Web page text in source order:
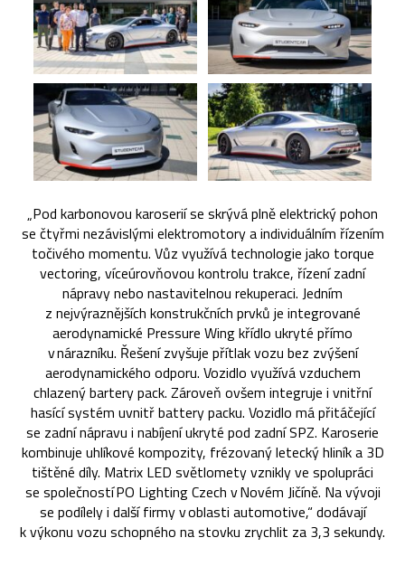
„Pod karbonovou karoserií se skrývá plně elektrický pohon
se čtyřmi nezávislými elektromotory a individuálním řízením
točivého momentu. Vůz využívá technologie jako torque
vectoring, víceúrovňovou kontrolu trakce, řízení zadní
nápravy nebo nastavitelnou rekuperaci. Jedním
z nejvýraznějších konstrukčních prvků je integrované
aerodynamické Pressure Wing křídlo ukryté přímo
v nárazníku. Řešení zvyšuje přítlak vozu bez zvýšení
aerodynamického odporu. Vozidlo využívá vzduchem
chlazený bartery pack. Zároveň ovšem integruje i vnitřní
hasící systém uvnitř battery packu. Vozidlo má přitáčející
se zadní nápravu i nabíjení ukryté pod zadní SPZ. Karoserie
kombinuje uhlíkové kompozity, frézovaný letecký hliník a 3D
tištěné díly. Matrix LED světlomety vznikly ve spolupráci
se společností PO Lighting Czech v Novém Jičíně. Na vývoji
se podílely i další firmy v oblasti automotive,“ dodávají
k výkonu vozu schopného na stovku zrychlit za 3,3 sekundy.